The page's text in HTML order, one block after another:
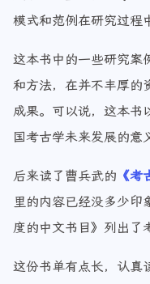
模式和范例在研究过程
这本书中的一些研究案
和方法，在并不丰厚的
成果。可以说，这本书
国考古学未来发展的意
后来读了曹兵武的 《
里的内容已经没多少印
度的中文书目》列出了
这份书单有点长，认真